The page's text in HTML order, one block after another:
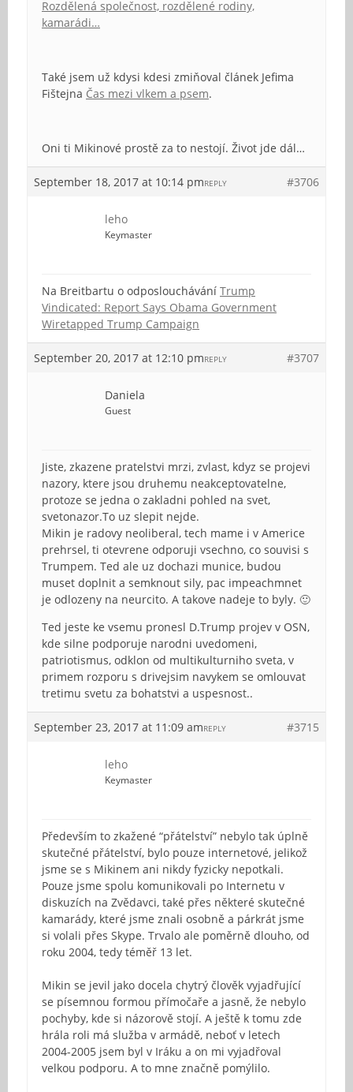
Rozdělená společnost, rozdělené rodiny,
kamarádi…
Také jsem už kdysi kdesi zmiňoval článek Jefima
Fištejna Čas mezi vlkem a psem.
Oni ti Mikinové prostě za to nestojí. Život jde dál…
September 18, 2017 at 10:14 pm #3706
REPLY
leho
Keymaster
Na Breitbartu o odposlouchávání Trump
Vindicated: Report Says Obama Government
Wiretapped Trump Campaign
September 20, 2017 at 12:10 pm #3707
REPLY
Daniela
Guest
Jiste, zkazene pratelstvi mrzi, zvlast, kdyz se projevi
nazory, ktere jsou druhemu neakceptovatelne,
protoze se jedna o zakladni pohled na svet,
svetonazor.To uz slepit nejde.
Mikin je radovy neoliberal, tech mame i v Americe
prehrsel, ti otevrene odporuji vsechno, co souvisi s
Trumpem. Ted ale uz dochazi munice, budou
muset doplnit a semknout sily, pac impeachmnet
je odlozeny na neurcito. A takove nadeje to byly. 🙂
Ted jeste ke vsemu pronesl D.Trump projev v OSN,
kde silne podporuje narodni uvedomeni,
patriotismus, odklon od multikulturniho sveta, v
primem rozporu s drivejsim navykem se omlouvat
tretimu svetu za bohatstvi a uspesnost..
September 23, 2017 at 11:09 am #3715
REPLY
leho
Keymaster
Především to zkažené “přátelství” nebylo tak úplně
skutečné přátelství, bylo pouze internetové, jelikož
jsme se s Mikinem ani nikdy fyzicky nepotkali.
Pouze jsme spolu komunikovali po Internetu v
diskuzích na Zvědavci, také přes některé skutečné
kamarády, které jsme znali osobně a párkrát jsme
si volali přes Skype. Trvalo ale poměrně dlouho, od
roku 2004, tedy téměř 13 let.
Mikin se jevil jako docela chytrý člověk vyjadřující
se písemnou formou přímočaře a jasně, že nebylo
pochyby, kde si názorově stojí. A ještě k tomu zde
hrála roli má služba v armádě, neboť v letech
2004-2005 jsem byl v Iráku a on mi vyjadřoval
velkou podporu. A to mne značně pomýlilo.